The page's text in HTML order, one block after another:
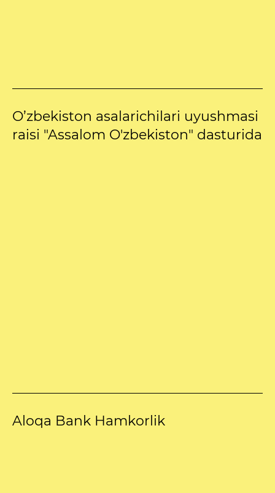
O’zbekiston asalarichilari uyushmasi
raisi "Assalom O'zbekiston" dasturida
Aloqa Bank Hamkorlik